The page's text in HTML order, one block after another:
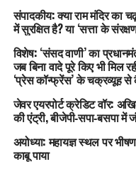
संपादकीय: क्या राम मंदिर का
में सुरक्षित है? या ‘सत्ता के
विशेष: ‘संसद वाणी’ का
जब बिना वादे पूरे किए भी मिल
‘प्रेस कॉन्फ्रेंस’ के चक्रव्यूह से
जेवर एयरपोर्ट क्रेडिट वॉर:
की एंट्री, बीजेपी‑सपा‑बसपा में
अयोध्या: महायज्ञ स्थल पर
काबू पाया